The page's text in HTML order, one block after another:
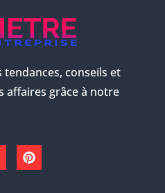
conseils et
affaires grâce à notre